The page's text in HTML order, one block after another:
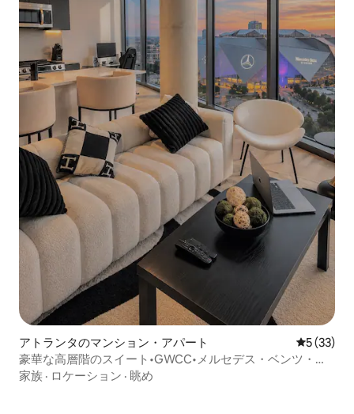
アトランタのマンション・アパート レビュー
5 (33)
豪華な高層階のスイート•GWCC•メルセデス・ベンツ・ス
タジアム
家族 · ロケーション · 眺め